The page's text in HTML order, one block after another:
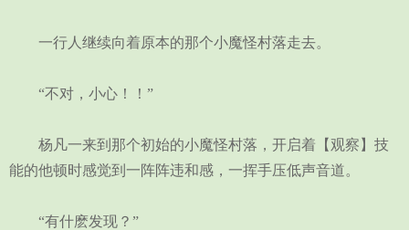
一行人继续向着原本的那个小魔怪村落走去。
“不对，小心！！”
杨凡一来到那个初始的小魔怪村落，开启着【观察】技
能的他顿时感觉到一阵阵违和感，一挥手压低声音道。
“有什麽发现？”